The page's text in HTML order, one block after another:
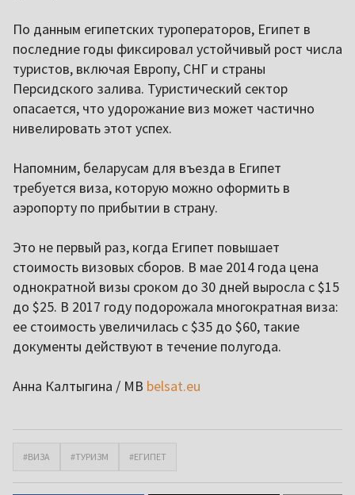
По данным египетских туроператоров, Египет в
последние годы фиксировал устойчивый рост числа
туристов, включая Европу, СНГ и страны
Персидского залива. Туристический сектор
опасается, что удорожание виз может частично
нивелировать этот успех.
Напомним, беларусам для въезда в Египет
требуется виза, которую можно оформить в
аэропорту по прибытии в страну.
Это не первый раз, когда Египет повышает
стоимость визовых сборов. В мае 2014 года цена
однократной визы сроком до 30 дней выросла с $15
до $25. В 2017 году подорожала многократная виза:
ее стоимость увеличилась с $35 до $60, такие
документы действуют в течение полугода.
Анна Калтыгина / МВ belsat.eu
#ВИЗА #ТУРИЗМ #ЕГИПЕТ